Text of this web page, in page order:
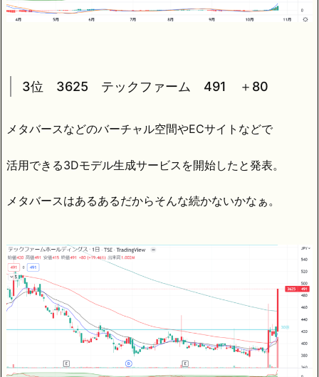
3位 3625 テックファーム 491 ＋80
メタバースなどのバーチャル空間やECサイトなどで
活用できる3Dモデル生成サービスを開始したと発表。
メタバースはあるあるだからそんな続かないかなぁ。